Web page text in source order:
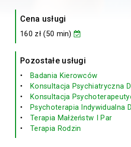
Cena usługi
160 zł (50 min)
Pozostałe usługi
Badania Kierowców
Konsultacja Psychiatryczna
Konsultacja
Psychoterapia Indywidualna
Terapia Małżeństw I Par
Terapia Rodzin